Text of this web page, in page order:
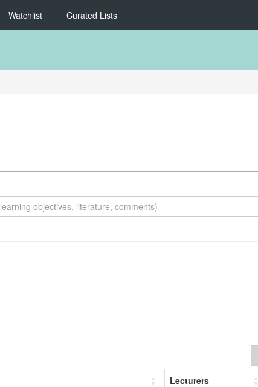
Watchlist Curated Lists
Lecturers